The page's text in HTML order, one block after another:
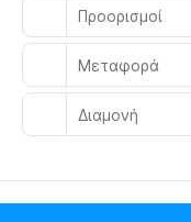
Προορισμοί
Μεταφορά
Διαμονή